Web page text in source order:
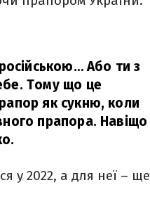
Або ти з
Тому що це
як сукню, коли
прапора. Навіщо
у 2022, а для неї – ще